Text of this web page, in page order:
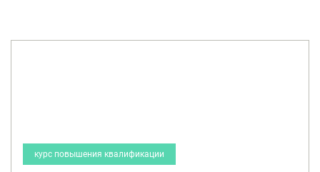
курс повышения квалификации